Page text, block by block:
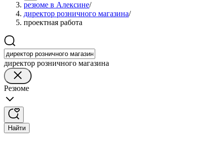
резюме в Алексине/
директор розничного магазина/
проектная работа
директор розничного магазина
Резюме
Найти